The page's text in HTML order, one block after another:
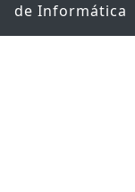
de Informática